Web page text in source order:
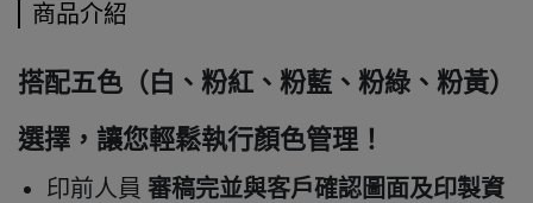
商品介紹
搭配五色（白、粉紅、粉藍、粉綠、粉黃）
選擇，讓您輕鬆執行顏色管理！
印前人員 審稿完並與客戶確認圖面及印製資